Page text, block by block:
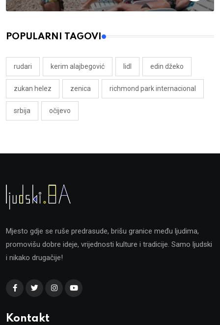
POPULARNI TAGOVI
rudari kerim alajbegović lidl edin džeko
zukan helez zenica richmond park internacional
srbija očijevo
Mjesto gdje se ruše predrasude, brišu granice među ljudima,
promovišu dobre ideje, vrijednosti kulture i tradicije. Samo ljudski
i nikako drugačije!
Kontakt